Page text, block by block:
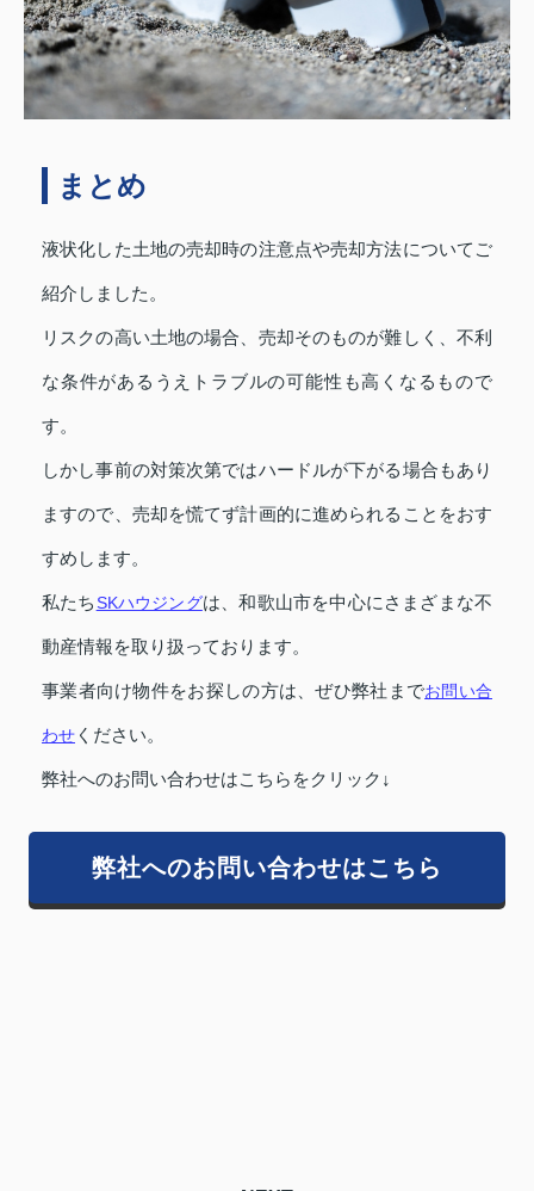
まとめ
液状化した土地の売却時の注意点や売却方法についてご
紹介しました。
リスクの高い土地の場合、売却そのものが難しく、不利
な条件があるうえトラブルの可能性も高くなるもので
す。
しかし事前の対策次第ではハードルが下がる場合もあり
ますので、売却を慌てず計画的に進められることをおす
すめします。
私たちSKハウジングは、和歌山市を中心にさまざまな不
動産情報を取り扱っております。
事業者向け物件をお探しの方は、ぜひ弊社までお問い合
わせ ください。
弊社へのお問い合わせはこちらをクリック↓
弊社へのお問い合わせはこちら